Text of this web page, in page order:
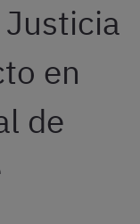
en
de